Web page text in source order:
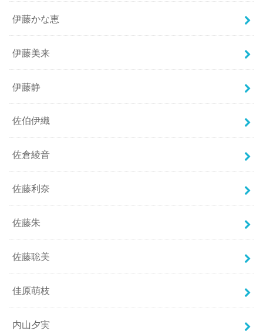
伊藤かな恵
伊藤美来
伊藤静
佐伯伊織
佐倉綾音
佐藤利奈
佐藤朱
佐藤聡美
佳原萌枝
内山夕実